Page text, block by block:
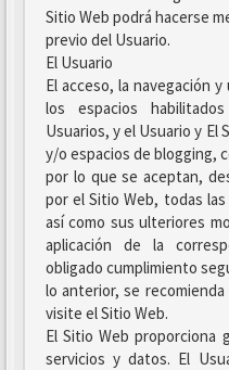
Sitio Web podrá hacerse
previo del Usuario.
El Usuario
El acceso, la navegación
los espacios
Usuarios, y el Usuario y El
y/o espacios de blogging,
por lo que se aceptan,
por el Sitio Web, todas
así como sus ulteriores
aplicación de la
obligado cumplimiento
lo anterior, se
visite el Sitio Web.
El Sitio Web proporciona
servicios y datos. El